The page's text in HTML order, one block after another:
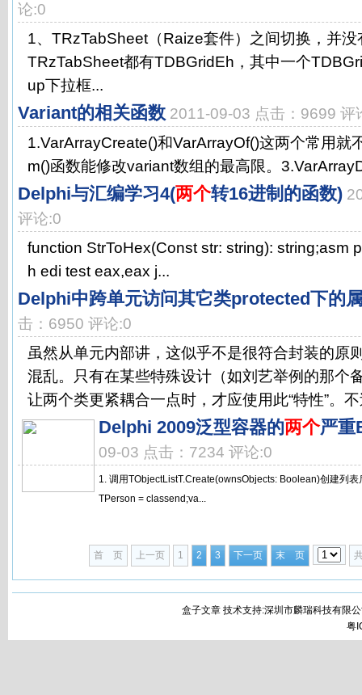
论:0
1、TRzTabSheet（Raize套件）之间切换，并
TRzTabSheet都有TDBGridEh，其中一个
up下拉框...
Variant的相关函数 2011-09-03 点击：9699 评
1.VarArrayCreate()和VarArrayOf()这两个常用就
m()函数能修改variant数组的最高限。
Delphi与汇编学习4(两个转16进制的函数)
评论:0
function StrToHex(Const str: string): string;asm
h edi test eax,eax j...
Delphi中跨单元访问其它类protected下的
击：6950 评论:0
虽然从单元内部讲，这似乎不是很符合封装的原
混乱。只有在某些特殊设计（如刘艺举例的那个
让两个类更紧耦合一点时，才应使用此“特性”。
Delphi 2009泛型容器的两个严重
09-03 点击：7234 评论:0
1. 调用TObjectListT.Create(ownsObjects: Boolean)创建列
TPerson = classend;va...
首 页 上一页 1 2 3 下一页 末 页
盒子文章 技术支持:深圳市麟瑞科技有限
粤